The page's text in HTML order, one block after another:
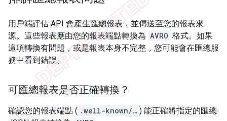
用戶端評估 API 會產生匯總報表，並傳送至您的報表來
源。這些報表應由您的報表端點轉換為 AVRO 格式。如果
這項轉換有問題，或是報表本身不完整，您可能會在匯總服
務中看到錯誤。
可匯總報表是否正確轉換？
確認您的報表端點 ( .well-known/… ) 能正確將指定的匯總